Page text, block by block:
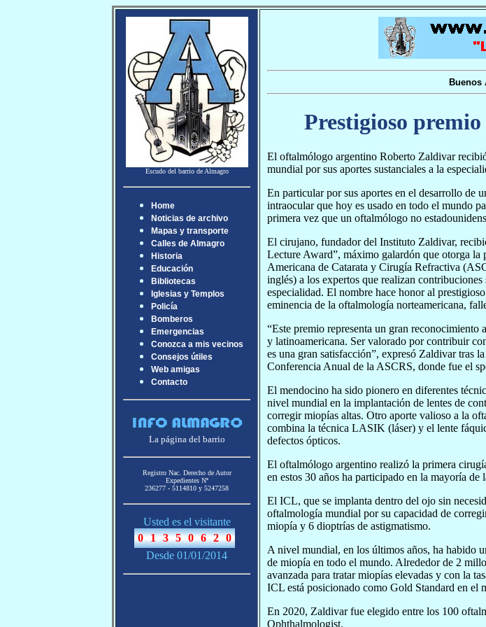
Escudo del barrio de Almagro
Home
Noticias de archivo
Mapas y transporte
Calles de Almagro
Historia
Educación
Bibliotecas
Iglesias y Templos
Policía
Bomberos
Emergencias
Conozca a mis vecinos
Consejos útiles
Web amigas
Contacto
La página del barrio
Registro Nac. Derecho de Autor
Expedientes Nª
236277 - 5114810 y 5247258
Usted es el visitante
Desde 01/01/2014
Buenos
Prestigioso
El oftalmólogo argentino Roberto Zaldivar
mundial por sus aportes sustanciales a la
En particular por sus aportes en el desarrollo de
intraocular que hoy es usado en todo el mundo
primera vez que un oftalmólogo no
El cirujano, fundador del Instituto Zaldivar,
Lecture Award”, máximo galardón que otorga la
Americana de Catarata y Cirugía Refractiva
inglés) a los expertos que realizan
especialidad. El nombre hace honor al
eminencia de la oftalmología norteamericana,
“Este premio representa un gran reconocimiento
y latinoamericana. Ser valorado por contribuir
es una gran satisfacción”, expresó Zaldivar tras
Conferencia Anual de la ASCRS, donde fue el
El mendocino ha sido pionero en diferentes
nivel mundial en la implantación de lentes de
corregir miopías altas. Otro aporte valioso a la
combina la técnica LASIK (láser) y el lente
defectos ópticos.
El oftalmólogo argentino realizó la primera
en estos 30 años ha participado en la mayoría
El ICL, que se implanta dentro del ojo sin
oftalmología mundial por su capacidad de
miopía y 6 dioptrías de astigmatismo.
A nivel mundial, en los últimos años, ha habido
de miopía en todo el mundo. Alrededor de 2
avanzada para tratar miopías elevadas y con la
ICL está posicionado como Gold Standard en el
En 2020, Zaldivar fue elegido entre los 100
Ophthalmologist.